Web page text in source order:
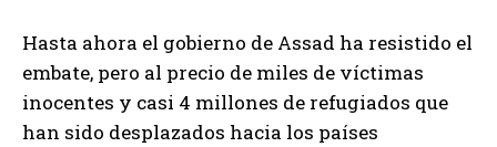
Hasta ahora el gobierno de Assad ha resistido el
embate, pero al precio de miles de víctimas
inocentes y casi 4 millones de refugiados que
han sido desplazados hacia los países